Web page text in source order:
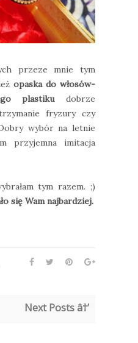
przeze mnie tym
opaska do włosów-
plastikudobrze
fryzury czy
wybór na letnie
przyjemna imitacja
tym razem. ;)
się Wam najbardziej.
Next Posts â†’